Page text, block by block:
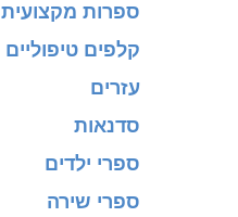
ספרות מקצועית
קלפים טיפוליים
עזרים
סדנאות
ספרי ילדים
ספרי שירה